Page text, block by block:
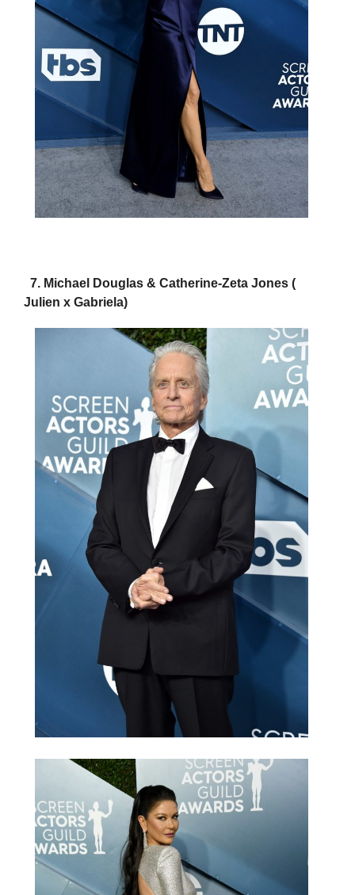
7. Michael Douglas & Catherine-Zeta Jones (
Julien x Gabriela)